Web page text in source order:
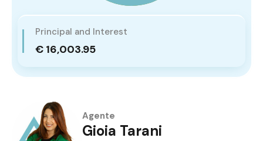
Principal and Interest
€ 16,003.95
Agente
Gioia Tarani